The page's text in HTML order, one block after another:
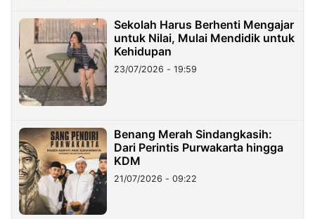
Sekolah Harus Berhenti Mengajar
untuk Nilai, Mulai Mendidik untuk
Kehidupan
23/07/2026 - 19:59
Benang Merah Sindangkasih:
Dari Perintis Purwakarta hingga
KDM
21/07/2026 - 09:22